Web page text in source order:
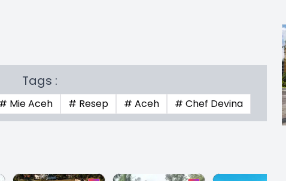
Tags :
# Mie Aceh # Resep # Aceh # Chef Devina